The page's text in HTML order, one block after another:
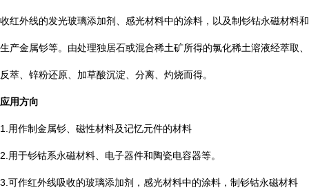
收红外线的发光玻璃添加剂、感光材料中的涂料，以及制钐钻永磁材料和
生产金属钐等。由处理独居石或混合稀土矿所得的氯化稀土溶液经萃取、
反萃、锌粉还原、加草酸沉淀、分离、灼烧而得。
应用方向
1.用作制金属钐、磁性材料及记忆元件的材料
2.用于钐钴系永磁材料、电子器件和陶瓷电容器等。
3.可作红外线吸收的玻璃添加剂，感光材料中的涂料，制钐钴永磁材料